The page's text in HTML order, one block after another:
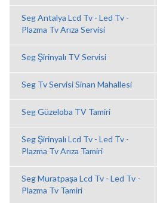
Seg Antalya Lcd Tv - Led Tv -
Plazma Tv Arıza Servisi
Seg Şirinyalı TV Servisi
Seg Tv Servisi Sinan Mahallesi
Seg Güzeloba TV Tamiri
Seg Şirinyalı Lcd Tv - Led Tv -
Plazma Tv Arıza Tamiri
Seg Muratpaşa Lcd Tv - Led Tv -
Plazma Tv Tamiri